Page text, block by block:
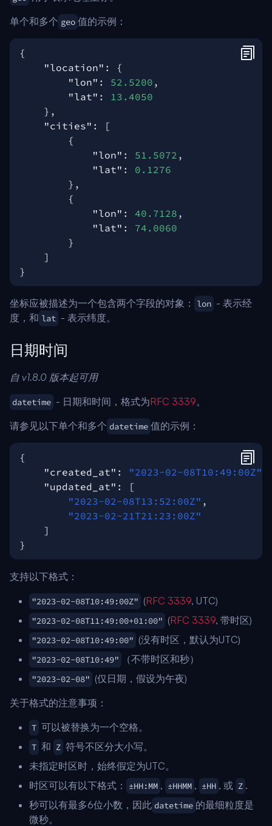
单个和多个 geo 值的示例：
{
"location" :
{
"lon" : 52.5200 ,
"lat" :
13.4050
},
"cities" :
[
{
"lon" : 51.5072 ,
"lat" :
0.1276
},
{
"lon" : 40.7128 ,
"lat" :
74.0060
}
]
}
坐标应被描述为一个包含两个字段的对象： lon - 表示经
度，和 lat - 表示纬度。
日期时间
自 v1.8.0 版本起可用
datetime - 日期和时间，格式为RFC 3339。
请参见以下单个和多个 datetime 值的示例：
{
"created_at" : "2023-02-08T10:49:00Z"
"updated_at" :
[
"2023-02-08T13:52:00Z" ,
"2023-02-21T21:23:00Z"
]
}
支持以下格式：
"2023-02-08T10:49:00Z" (RFC 3339, UTC)
"2023-02-08T11:49:00+01:00" (RFC 3339, 带时区)
"2023-02-08T10:49:00" (没有时区，默认为UTC)
"2023-02-08T10:49" （不带时区和秒）
"2023-02-08" (仅日期，假设为午夜)
关于格式的注意事项：
T 可以被替换为一个空格。
T 和 Z 符号不区分大小写。
未指定时区时，始终假定为UTC。
时区可以有以下格式：
±HH:MM , ±HHMM , ±HH , 或 Z .
秒可以有最多6位小数，因此 datetime 的最细粒度是
微秒。